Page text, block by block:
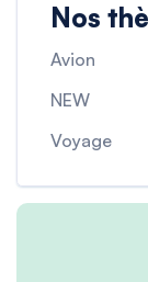
Nos
Avion
NEW
Voyage